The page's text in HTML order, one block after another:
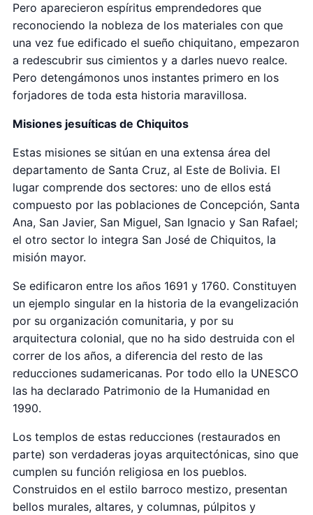
Pero aparecieron espíritus emprendedores que
reconociendo la nobleza de los materiales con que
una vez fue edificado el sueño chiquitano, empezaron
a redescubrir sus cimientos y a darles nuevo realce.
Pero detengámonos unos instantes primero en los
forjadores de toda esta historia maravillosa.
Misiones jesuíticas de Chiquitos
Estas misiones se sitúan en una extensa área del
departamento de Santa Cruz, al Este de Bolivia. El
lugar comprende dos sectores: uno de ellos está
compuesto por las poblaciones de Concepción, Santa
Ana, San Javier, San Miguel, San Ignacio y San Rafael;
el otro sector lo integra San José de Chiquitos, la
misión mayor.
Se edificaron entre los años 1691 y 1760. Constituyen
un ejemplo singular en la historia de la evangelización
por su organización comunitaria, y por su
arquitectura colonial, que no ha sido destruida con el
correr de los años, a diferencia del resto de las
reducciones sudamericanas. Por todo ello la UNESCO
las ha declarado Patrimonio de la Humanidad en
1990.
Los templos de estas reducciones (restaurados en
parte) son verdaderas joyas arquitectónicas, sino que
cumplen su función religiosa en los pueblos.
Construidos en el estilo barroco mestizo, presentan
bellos murales, altares, y columnas, púlpitos y